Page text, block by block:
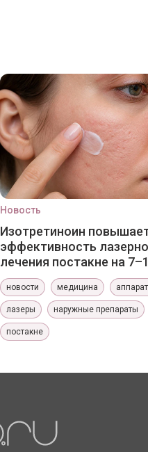
Новость
Изотретиноин
эффективность
лечения постакне на
новости медицина
лазеры наружные препараты
постакне